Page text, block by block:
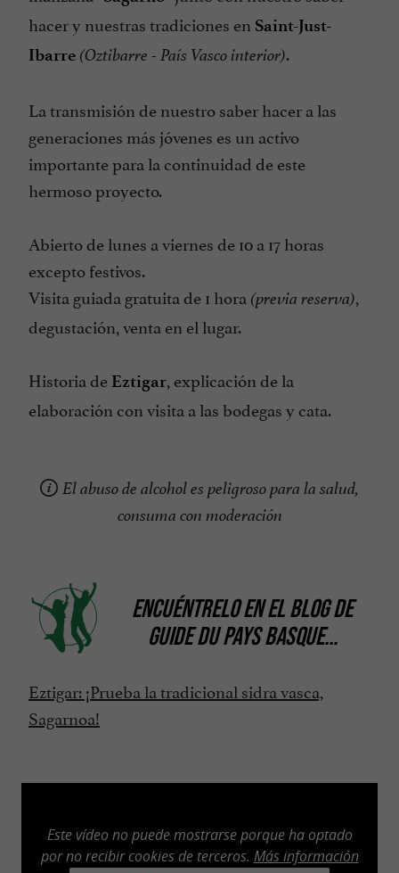
hacer y nuestras tradiciones en Saint-Just-
Ibarre (Oztibarre - País Vasco interior).
La transmisión de nuestro saber hacer a las
generaciones más jóvenes es un activo
importante para la continuidad de este
hermoso proyecto.
Abierto de lunes a viernes de 10 a 17 horas
excepto festivos.
Visita guiada gratuita de 1 hora (previa reserva),
degustación, venta en el lugar.
Historia de Eztigar, explicación de la
elaboración con visita a las bodegas y cata.
El abuso de alcohol es peligroso para la salud,
consuma con moderación
ENCUÉNTRELO ENEL BLOG DE
GUIDE DU PAYS BASQUE...
Eztigar: ¡Prueba la tradicional sidra vasca,
Sagarnoa!
Este vídeo no puede mostrarse porque ha optado
por no recibir cookies de terceros. Más información